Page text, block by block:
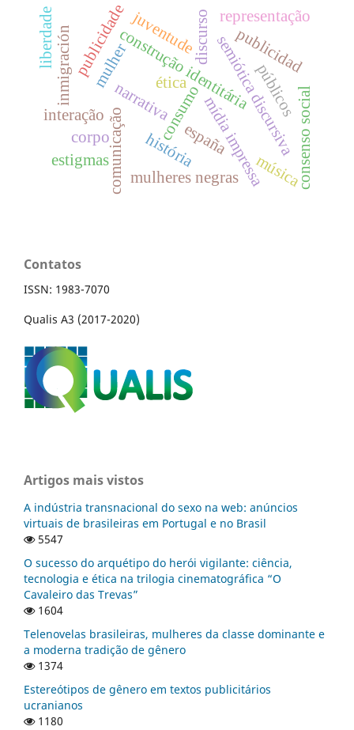
comunicação consumo
história
narrativa
corpo
construção identitáriasemiótica discursiva
interação mídia impressa
discurso
publicidade representação
ética
mulher
mulheres negras
publicidad
inmigración
españa
música
públicos
juventude
estigmas
liberdade
consenso social
Contatos
ISSN: 1983-7070
Qualis A3 (2017-2020)
Artigos mais vistos
A indústria transnacional do sexo na web: anúncios
virtuais de brasileiras em Portugal e no Brasil
5547
O sucesso do arquétipo do herói vigilante: ciência,
tecnologia e ética na trilogia cinematográfica “O
Cavaleiro das Trevas”
1604
Telenovelas brasileiras, mulheres da classe dominante e
a moderna tradição de gênero
1374
Estereótipos de gênero em textos publicitários
ucranianos
1180